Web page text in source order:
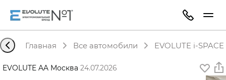
Главная Все автомобили EVOLUTE i-
EVOLUTE AA Москва·24.07.2026